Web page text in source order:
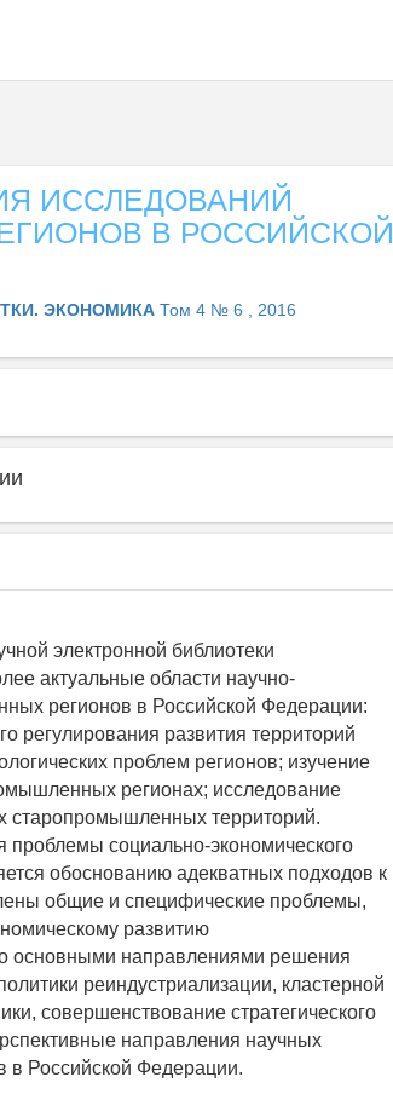
ИССЛЕДОВАНИЙ
В РОССИЙСКОЙ
ЭКОНОМИКА Том 4 № 6 , 2016
электронной библиотеки
актуальные области научно-
регионов в Российской Федерации:
регулирования развития территорий
проблем регионов; изучение
регионах; исследование
старопромышленных территорий.
проблемы социально-экономического
обоснованию адекватных подходов к
общие и специфические проблемы,
развитию
основными направлениями решения
реиндустриализации, кластерной
совершенствование стратегического
направления научных
в Российской Федерации.